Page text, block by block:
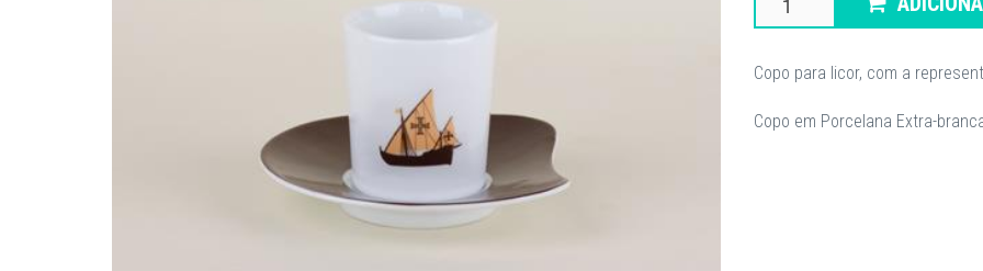
Copo para licor, com a
Copo em Porcelana Extra-